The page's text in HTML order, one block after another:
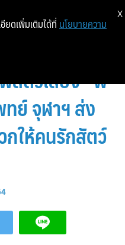
ปิดมิติใหม่
สัตว์เลี้ยง “พี่
ย์ จุฬาฯ ส่ง
กให้คนรักสัตว์
ยดเพิ่มเติมได้ที่ นโยบายความ
X